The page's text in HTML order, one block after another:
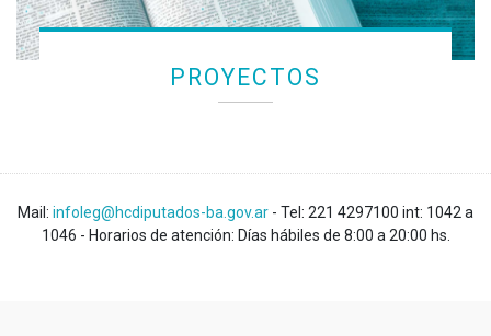
PROYECTOS
Mail: infoleg@hcdiputados-ba.gov.ar - Tel: 221 4297100 int: 1042 a
1046 - Horarios de atención: Días hábiles de 8:00 a 20:00 hs.